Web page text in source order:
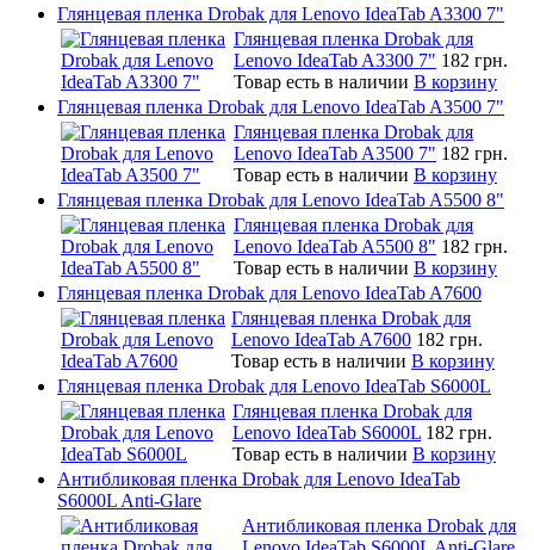
Глянцевая пленка Drobak для Lenovo IdeaTab A3300 7"
Глянцевая пленка Drobak для
Lenovo IdeaTab A3300 7" 182 грн.
Товар есть в наличии В корзину
Глянцевая пленка Drobak для Lenovo IdeaTab A3500 7"
Глянцевая пленка Drobak для
Lenovo IdeaTab A3500 7" 182 грн.
Товар есть в наличии В корзину
Глянцевая пленка Drobak для Lenovo IdeaTab A5500 8"
Глянцевая пленка Drobak для
Lenovo IdeaTab A5500 8" 182 грн.
Товар есть в наличии В корзину
Глянцевая пленка Drobak для Lenovo IdeaTab A7600
Глянцевая пленка Drobak для
Lenovo IdeaTab A7600 182 грн.
Товар есть в наличии В корзину
Глянцевая пленка Drobak для Lenovo IdeaTab S6000L
Глянцевая пленка Drobak для
Lenovo IdeaTab S6000L 182 грн.
Товар есть в наличии В корзину
Антибликовая пленка Drobak для Lenovo IdeaTab
S6000L Anti-Glare
Антибликовая пленка Drobak для